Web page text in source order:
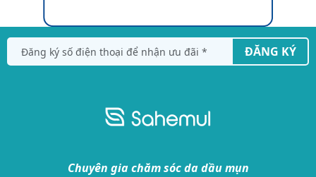
ĐĂNG KÝ
Chuyên gia chăm sóc da dầu mụn